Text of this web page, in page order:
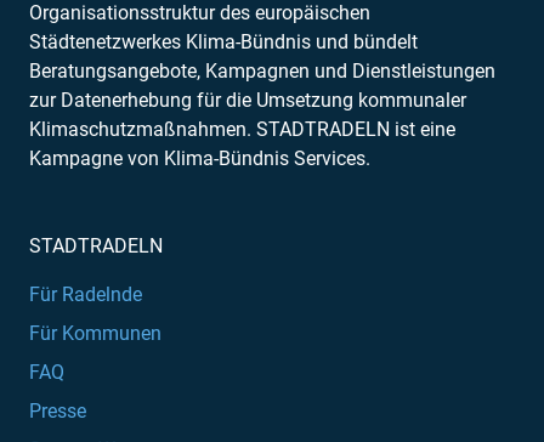
Organisationsstruktur des europäischen
Städtenetzwerkes Klima-Bündnis und bündelt
Beratungsangebote, Kampagnen und Dienstleistungen
zur Datenerhebung für die Umsetzung kommunaler
Klimaschutzmaßnahmen. STADTRADELN ist eine
Kampagne von Klima-Bündnis Services.
STADTRADELN
Für Radelnde
Für Kommunen
FAQ
Presse